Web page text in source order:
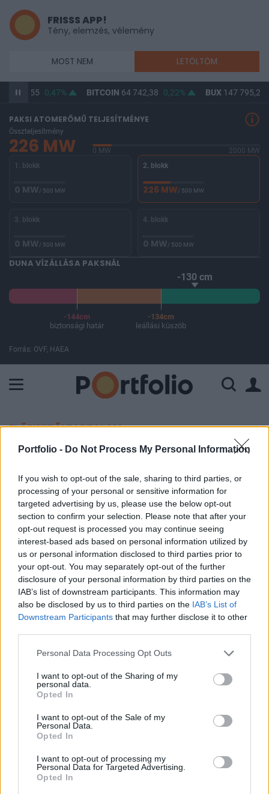
Portfolio - Do Not Process My Personal Information
If you wish to opt-out of the sale, sharing to third parties, or
processing of your personal or sensitive information for
targeted advertising by us, please use the below opt-out
section to confirm your selection. Please note that after your
opt-out request is processed you may continue seeing
interest-based ads based on personal information utilized by
us or personal information disclosed to third parties prior to
your opt-out. You may separately opt-out of the further
disclosure of your personal information by third parties on the
IAB’s list of downstream participants. This information may
also be disclosed by us to third parties on the IAB’s List of
Downstream Participants that may further disclose it to other
Personal Data Processing Opt Outs
I want to opt-out of the Sharing of my
personal data.
Opted In
I want to opt-out of the Sale of my
Personal Data.
Opted In
I want to opt-out of processing my
Personal Data for Targeted Advertising.
Opted In
FRISSS APP!
Tény, elemzés, vélemény
MOST NEM LETÖLTÖM
314,55 0,47% BITCOIN64 742,38 0,22% BUX147 795,29
PAKSI ATOMERŐMŰ TELJESÍTMÉNYE
Összteljesítmény
226 MW 0 MW
2000 MW
1. blokk
0 MW/ 500 MW
2. blokk
226 MW/ 500 MW
3. blokk
0 MW/ 500 MW
4. blokk
0 MW/ 500 MW
DUNA VÍZÁLLÁSA PAKSNÁL
-130 cm
-144cm
biztonsági határ
-134cm
leállási küszöb
Forrás: OVF, HAEA
ELŐFIZETŐI TARTALOM
Három hónapos csúcson az olaj
2011. november 08. 20:51
A dollár gyengülése, és az olasz miniszterelnök
lemondásának hírét követő javuló befektetői
hangulat, valamint az OPEC olajfogyasztásra
vonatkozó várakozásának megemelése egyaránt
hozzájárult, hogy az olaj 3 hónapos csúcsára
dráguljon. A Brent hordója januári határidőre
113,8 dollár. A drágulásból a WTI szintén kivette
lemondásának hírét követő javuló befektetői hangulat
tovább segítette az olaj drágulását. Berlusconi
ami segíti valamennyi dollárban elszámolt nyersanyag
drágulását. A Brent olaj hordója fél százalékos emelkedés
után 113,8 dollárt ér, ami 3 hónapos csúcsot...